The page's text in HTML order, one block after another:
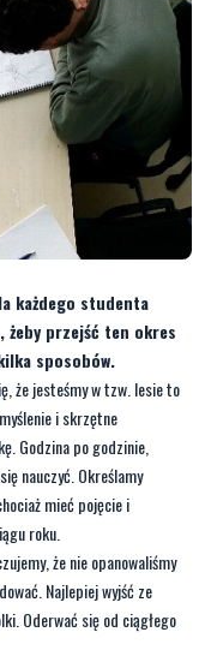
każdego studenta
żeby przejść ten okres
sposobów.
że jesteśmy w tzw. lesie to
i skrzętne
Godzina po godzinie,
nauczyć. Określamy
mieć pojęcie i
roku.
że nie opanowaliśmy
Najlepiej wyjść ze
Oderwać się od ciągłego